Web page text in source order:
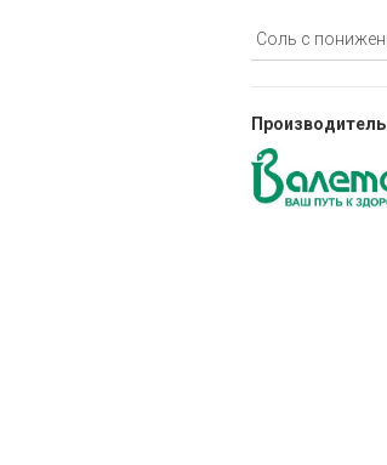
Производитель